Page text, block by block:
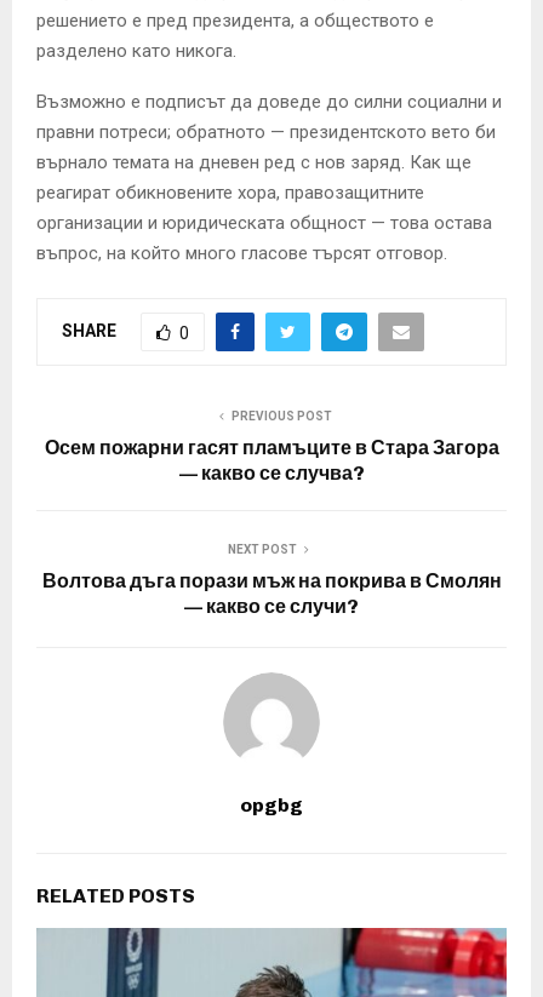
решението е пред президента, а обществото е
разделено като никога.
Възможно е подписът да доведе до силни социални и
правни потреси; обратното — президентското вето би
върнало темата на дневен ред с нов заряд. Как ще
реагират обикновените хора, правозащитните
организации и юридическата общност — това остава
въпрос, на който много гласове търсят отговор.
SHARE 0
PREVIOUS POST
Осем пожарни гасят пламъците в Стара Загора
— какво се случва?
NEXT POST
Волтова дъга порази мъж на покрива в Смолян
— какво се случи?
opgbg
RELATED POSTS